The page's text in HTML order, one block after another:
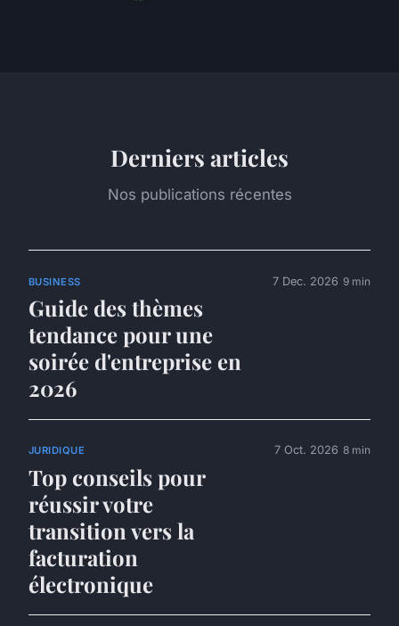
Derniers articles
Nos publications récentes
BUSINESS
Guide des thèmes
tendance pour une
soirée d'entreprise en
2026
7 Dec. 2026 9 min
JURIDIQUE
Top conseils pour
réussir votre
transition vers la
facturation
électronique
7 Oct. 2026 8 min